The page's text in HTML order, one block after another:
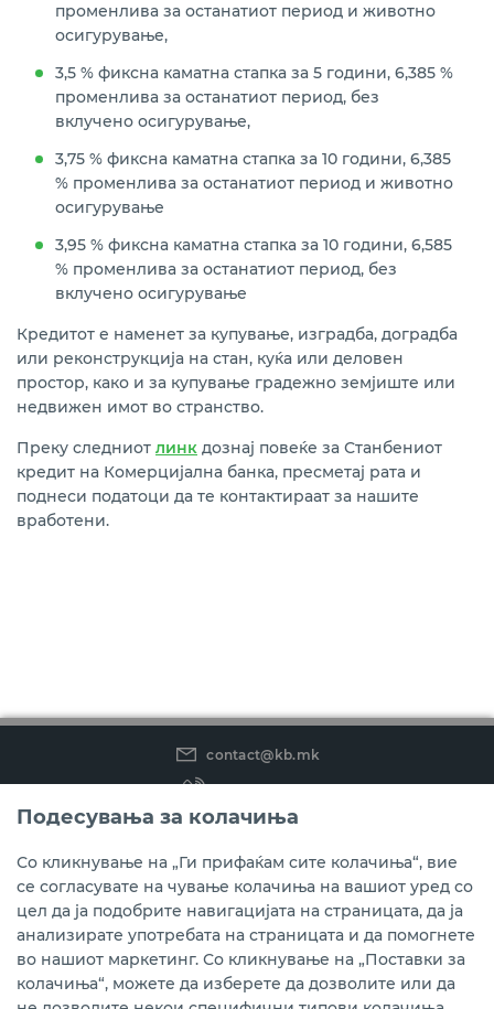
променлива за останатиот период и животно
осигурување,
3,5 % фиксна каматна стапка за 5 години, 6,385 %
променлива за останатиот период, без
вклучено осигурување,
3,75 % фиксна каматна стапка за 10 години, 6,385
% променлива за останатиот период и животно
осигурување
3,95 % фиксна каматна стапка за 10 години, 6,585
% променлива за останатиот период, без
вклучено осигурување
Кредитот е наменет за купување, изградба, доградба
или реконструкција на стан, куќа или деловен
простор, како и за купување градежно земјиште или
недвижен имот во странство.
Преку следниот линк дознај повеќе за Станбениот
кредит на Комерцијална банка, пресметај рата и
поднеси податоци да те контактираат за нашите
вработени.
contact@kb.mk
(02) 3 296 800
Instagram
LinkedIn
Youtube
Преземете ја мобилната апликација мБанка.
Подесувања за колачиња
Со кликнување на „Ги прифаќам сите колачиња“, вие
се согласувате на чување колачиња на вашиот уред со
цел да ја подобрите навигацијата на страницата, да ја
анализирате употребата на страницата и да помогнете
во нашиот маркетинг. Со кликнување на „Поставки за
колачиња“, можете да изберете да дозволите или да